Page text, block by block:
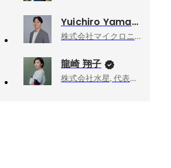
Yuichiro Yamazaki
株式会社マイクロニティ, 代表取締役社長
龍崎 翔子
株式会社水星, 代表取締役